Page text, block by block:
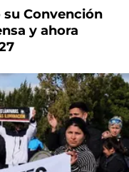
su Convención
y ahora